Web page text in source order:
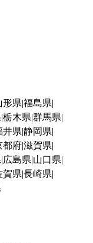
形県 福島県
栃木県 群馬県
井県 静岡県
都府滋賀県
広島県 山口県
賀県 長崎県